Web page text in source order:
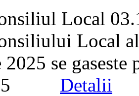
Local
Local
2025 se
Detalii